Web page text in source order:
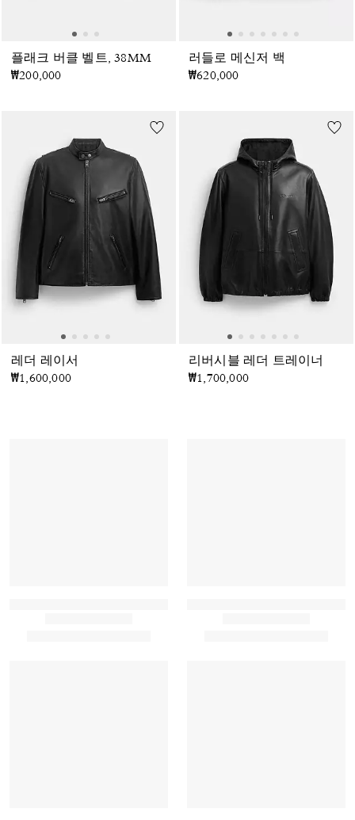
플래크 버클 벨트, 38MM
₩200,000
러들로 메신저 백
₩620,000
레더 레이서
₩1,600,000
리버시블 레더 트레이너
₩1,700,000